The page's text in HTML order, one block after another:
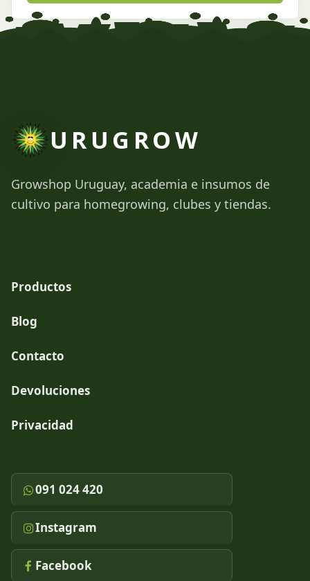
URUGROW
Growshop Uruguay, academia e insumos de
cultivo para homegrowing, clubes y tiendas.
Productos
Blog
Contacto
Devoluciones
Privacidad
091 024 420
Instagram
Facebook